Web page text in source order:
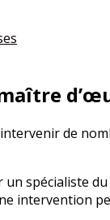
de
spécialiste
intervention